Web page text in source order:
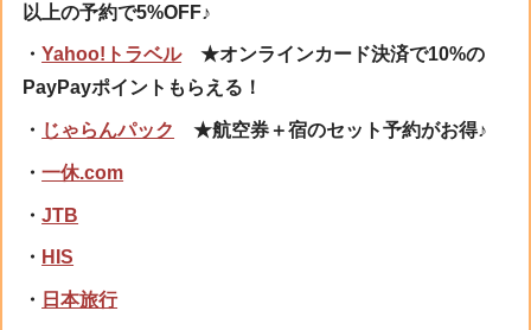
以上の予約で5%OFF♪
・Yahoo!トラベル★オンラインカード決済で10%の
PayPayポイントもらえる！
・ じゃらんパック ★航空券＋宿のセット予約がお得♪
・一休.com
・JTB
・ HIS
・ 日本旅行